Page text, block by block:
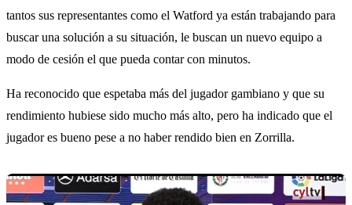
tantos sus representantes como el Watford ya están trabajando para
buscar una solución a su situación, le buscan un nuevo equipo a
modo de cesión el que pueda contar con minutos.
Ha reconocido que espetaba más del jugador gambiano y que su
rendimiento hubiese sido mucho más alto, pero ha indicado que el
jugador es bueno pese a no haber rendido bien en Zorrilla.